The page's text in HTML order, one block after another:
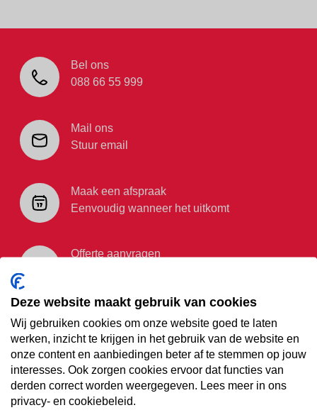
Bel ons
088 66 55 999
Mail ons
Stuur email
Maak een afspraak
Eenvoudig wanneer het uitkomt
Offerte aanvragen
€35,- korting op je
volgende vakantie
Meld je aan voor onze nieuwsbrief
Deze website maakt gebruik van cookies
Wij gebruiken cookies om onze website goed te laten
werken, inzicht te krijgen in het gebruik van de website en
onze content en aanbiedingen beter af te stemmen op jouw
interesses. Ook zorgen cookies ervoor dat functies van
derden correct worden weergegeven. Lees meer in ons
privacy- en cookiebeleid.